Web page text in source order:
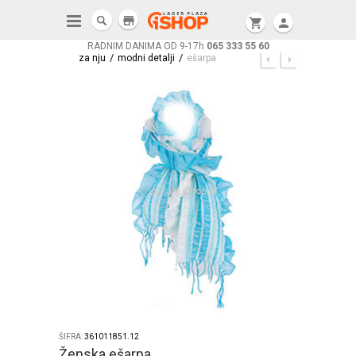
RADNIM DANIMA OD 9-17h 065 333 55 60
shopping_cart person
store
za nju / modni detalji / ešarpa
ŠIFRA:361011851.12